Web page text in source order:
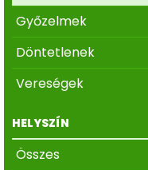
Győzelmek
Döntetlenek
Vereségek
HELYSZÍN
Összes